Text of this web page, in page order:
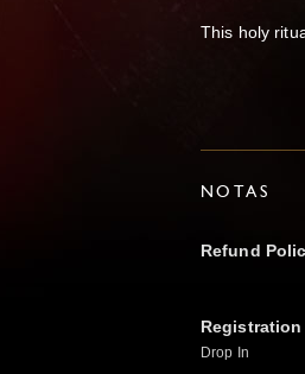
This holy
NOTAS
Refund
Drop In